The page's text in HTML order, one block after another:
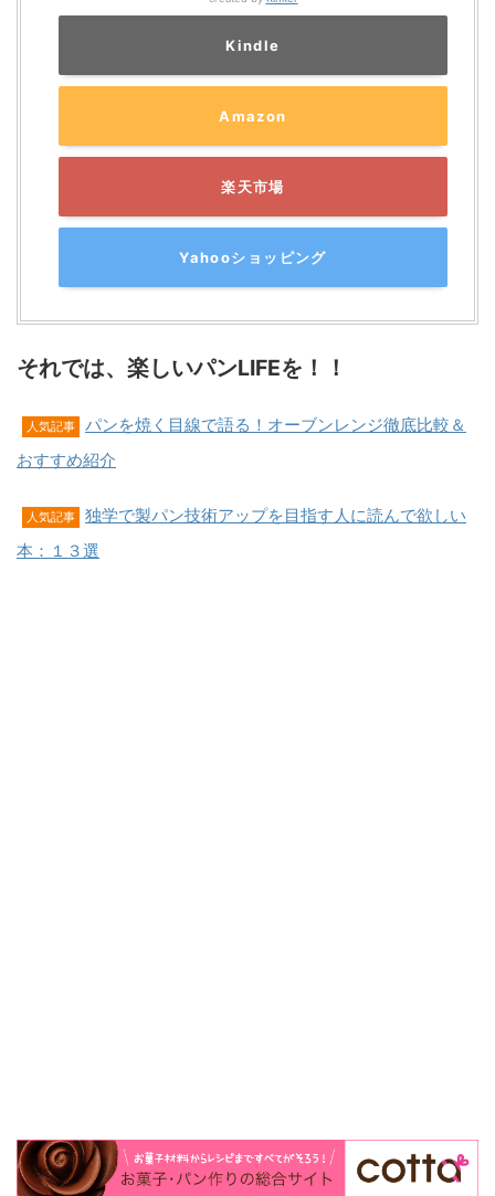
Kindle
Amazon
楽天市場
Yahooショッピング
それでは、楽しいパンLIFEを！！
人気記事
パンを焼く目線で語る！オーブンレンジ徹底比較＆
おすすめ紹介
人気記事
独学で製パン技術アップを目指す人に読んで欲しい
本：１３選